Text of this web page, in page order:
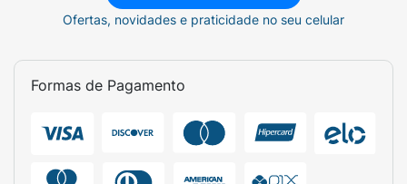
Ofertas, novidades e praticidade no seu celular
Formas de Pagamento